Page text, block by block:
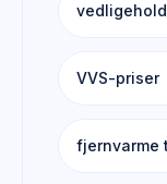
VVS-priser
fjernvarme